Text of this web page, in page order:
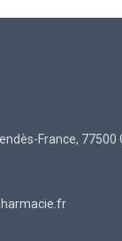
France, 77500